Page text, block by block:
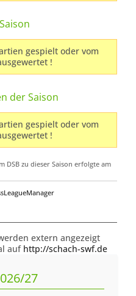
gespielt oder vom
!
der Saison
gespielt oder vom
!
DSB zu dieser Saison erfolgte am
extern angezeigt
auf http://schach-swf.de
27